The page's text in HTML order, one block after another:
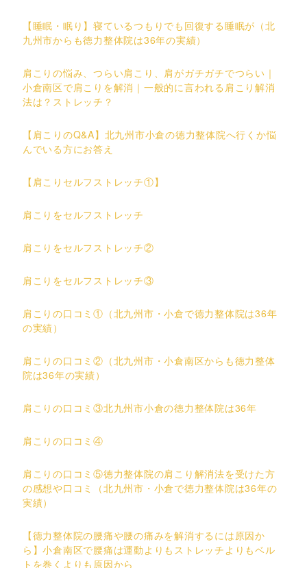
【睡眠・眠り】寝ているつもりでも回復する睡眠が（北
九州市からも徳力整体院は36年の実績）
肩こりの悩み、つらい肩こり、肩がガチガチでつらい｜
小倉南区で肩こりを解消｜一般的に言われる肩こり解消
法は？ストレッチ？
【肩こりのQ&A】北九州市小倉の徳力整体院へ行くか悩
んでいる方にお答え
【肩こりセルフストレッチ①】
肩こりをセルフストレッチ
肩こりをセルフストレッチ②
肩こりをセルフストレッチ③
肩こりの口コミ①（北九州市・小倉で徳力整体院は36年
の実績）
肩こりの口コミ②（北九州市・小倉南区からも徳力整体
院は36年の実績）
肩こりの口コミ③北九州市小倉の徳力整体院は36年
肩こりの口コミ④
肩こりの口コミ⑤徳力整体院の肩こり解消法を受けた方
の感想や口コミ（北九州市・小倉で徳力整体院は36年の
実績）
【徳力整体院の腰痛や腰の痛みを解消するには原因か
ら】小倉南区で腰痛は運動よりもストレッチよりもベル
トを巻くよりも原因から